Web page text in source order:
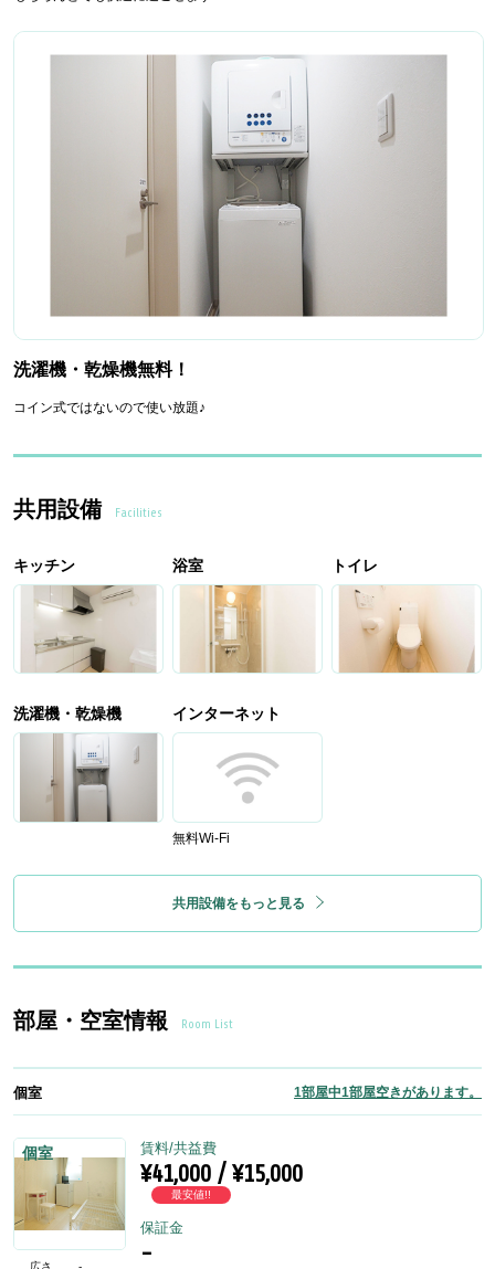
洗濯機・乾燥機無料！
コイン式ではないので使い放題♪
共用設備 Facilities
キッチン 浴室 トイレ
洗濯機・乾燥機 インターネット
無料Wi-Fi
共用設備をもっと見る
部屋・空室情報 Room List
個室 1部屋中1部屋空きがあります。
個室
広さ -
賃料/共益費
¥41,000 / ¥15,000
最安値!!
保証金
-